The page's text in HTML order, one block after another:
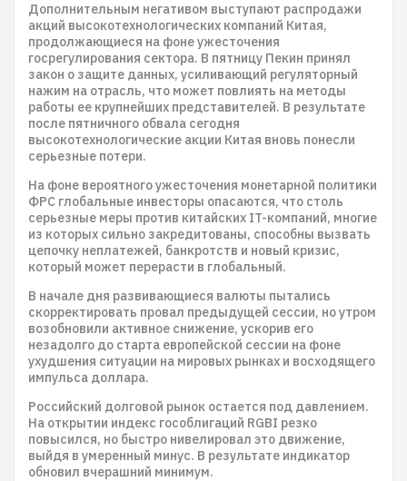
Дополнительным негативом выступают распродажи
акций высокотехнологических компаний Китая,
продолжающиеся на фоне ужесточения
госрегулирования сектора. В пятницу Пекин принял
закон о защите данных, усиливающий регуляторный
нажим на отрасль, что может повлиять на методы
работы ее крупнейших представителей. В результате
после пятничного обвала сегодня
высокотехнологические акции Китая вновь понесли
серьезные потери.
На фоне вероятного ужесточения монетарной политики
ФРС глобальные инвесторы опасаются, что столь
серьезные меры против китайских IT-компаний, многие
из которых сильно закредитованы, способны вызвать
цепочку неплатежей, банкротств и новый кризис,
который может перерасти в глобальный.
В начале дня развивающиеся валюты пытались
скорректировать провал предыдущей сессии, но утром
возобновили активное снижение, ускорив его
незадолго до старта европейской сессии на фоне
ухудшения ситуации на мировых рынках и восходящего
импульса доллара.
Российский долговой рынок остается под давлением.
На открытии индекс гособлигаций RGBI резко
повысился, но быстро нивелировал это движение,
выйдя в умеренный минус. В результате индикатор
обновил вчерашний минимум.